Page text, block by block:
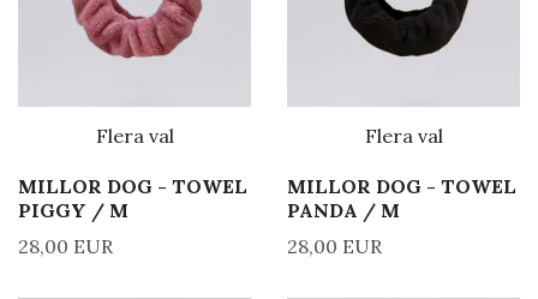
Flera val
MILLOR DOG - TOWEL
PIGGY / M
28,00 EUR
Flera val
MILLOR DOG - TOWEL
PANDA / M
28,00 EUR